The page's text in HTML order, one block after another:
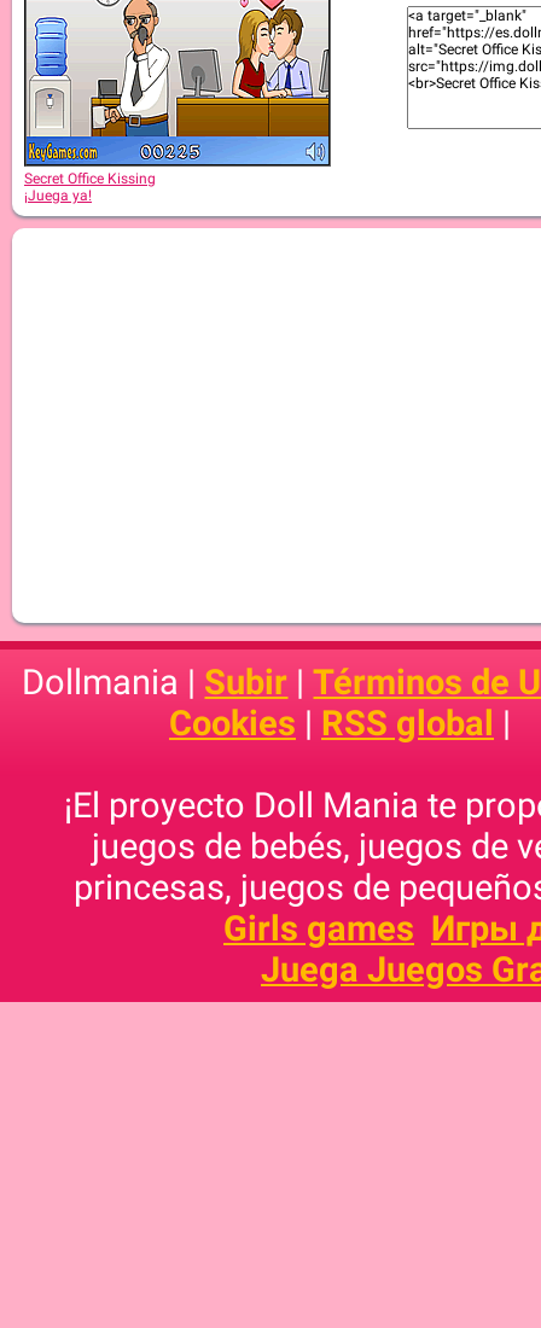
Secret Office Kissing
¡Juega ya!
Dollmania | Subir |Términos de
Cookies | RSS global |
¡El proyecto Doll Mania te
juegos de bebés, juegos de
princesas, juegos de
Girls games Игры
Juega Juegos